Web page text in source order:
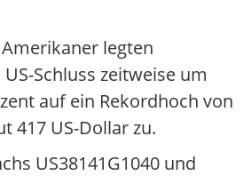
legten
Schluss zeitweise um
auf ein Rekordhoch von
417 US-Dollar zu.
US38141G1040 und